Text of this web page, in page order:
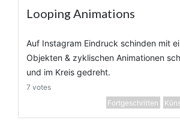
Looping Animations
Auf Instagram Eindruck schinden mit
Objekten & zyklischen Animationen
und im Kreis gedreht.
7 votes
Fortgeschritten